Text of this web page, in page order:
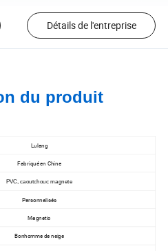
Détails de l'entreprise
du produit
Lulang
Fabriqué en Chine
PVC, caoutchouc magnete
Personnalisés
Magnetic
Bonhomme de neige